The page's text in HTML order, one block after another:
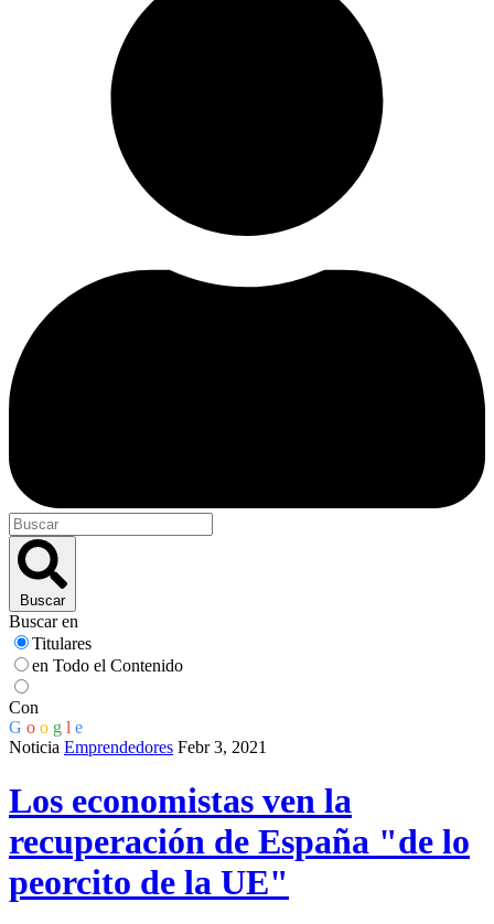
Buscar
Buscar en
Titulares
en Todo el Contenido
Con
G o o g l e
Noticia Emprendedores Febr 3, 2021
Los economistas ven la
recuperación de España "de lo
peorcito de la UE"